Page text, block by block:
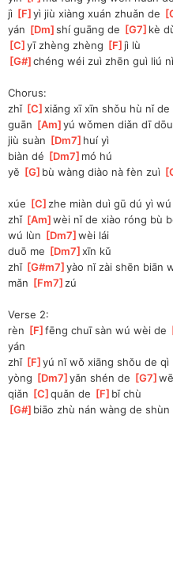
jì [F ]
yì jiù xiàng xuán zhuǎn de [
yán [Dm ]
shí guāng de [G7 ]kè
[C ]
yī zhèng zhèng [F ]jì lù
[G# ]
chéng wéi zuì zhēn guì liú
Chorus:
zhǐ [C ]
xiǎng xī xīn shǒu hù nǐ de
guān [Am ]
yú wǒmen diǎn dī
jiù suàn [Dm7 ]huí yì
biàn dé [Dm7 ]mó hú
yě [G ]bù wàng diào nà fèn zuì [
xúe [C ]zhe miàn duì gū dú yì wú
zhǐ [Am ]
wèi nǐ de xiào róng bù
wú lùn [Dm7 ]
wèi lái
duō me [Dm7 ]
xīn kǔ
zhǐ [G#m7 ]
yào nǐ zài shēn biān
mǎn [Fm7 ]zú
Verse 2:
rèn [F ]
fēng chuī sàn wú wèi de [
yán
zhǐ [F ]
yú nǐ wǒ xiāng shǒu de qì
yòng [Dm7 ]
yǎn shén de [G7 ]
qiǎn [C ]
quǎn de [F ]bǐ chù
[G# ]biāo zhù nán wàng de shùn